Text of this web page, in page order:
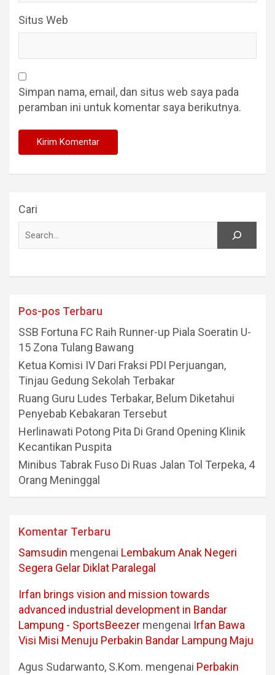
Situs Web
Simpan nama, email, dan situs web saya pada
peramban ini untuk komentar saya berikutnya.
Cari
Pos-pos Terbaru
SSB Fortuna FC Raih Runner-up Piala Soeratin U-
15 Zona Tulang Bawang
Ketua Komisi IV Dari Fraksi PDI Perjuangan,
Tinjau Gedung Sekolah Terbakar
Ruang Guru Ludes Terbakar, Belum Diketahui
Penyebab Kebakaran Tersebut
Herlinawati Potong Pita Di Grand Opening Klinik
Kecantikan Puspita
Minibus Tabrak Fuso Di Ruas Jalan Tol Terpeka, 4
Orang Meninggal
Komentar Terbaru
Samsudin mengenai Lembakum Anak Negeri
Segera Gelar Diklat Paralegal
Irfan brings vision and mission towards
advanced industrial development in Bandar
Lampung - SportsBeezer mengenai Irfan Bawa
Visi Misi Menuju Perbakin Bandar Lampung Maju
Agus Sudarwanto, S.Kom. mengenai Perbakin